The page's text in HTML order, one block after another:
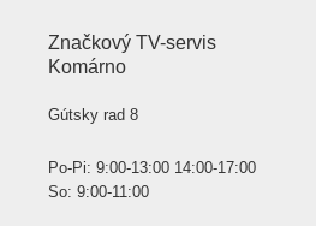
Značkový TV-servis
Komárno
Gútsky rad 8
Po-Pi: 9:00-13:00 14:00-17:00
So: 9:00-11:00